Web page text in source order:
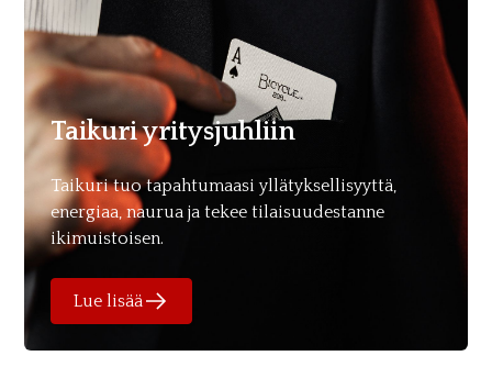
Taikuri yritysjuhliin
Taikuri tuo tapahtumaasi yllätyksellisyyttä,
energiaa, naurua ja tekee tilaisuudestanne
ikimuistoisen.
Lue lisää